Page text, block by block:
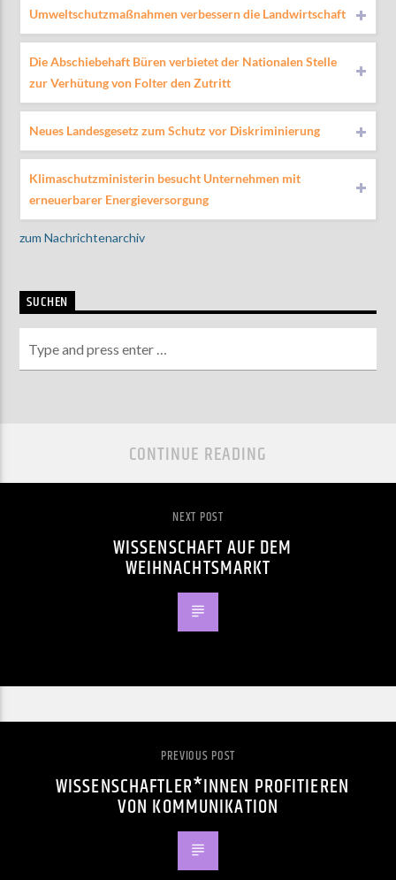
Umweltschutzmaßnahmen verbessern die Landwirtschaft
Die Abschiebehaft Büren verbietet der Nationalen Stelle
zur Verhütung von Folter den Zutritt
Neues Landesgesetz zum Schutz vor Diskriminierung
Klimaschutzministerin besucht Unternehmen mit
erneuerbarer Energieversorgung
zum Nachrichtenarchiv
SUCHEN
CONTINUE READING
NEXT POST
WISSENSCHAFT AUF DEM
WEIHNACHTSMARKT
PREVIOUS POST
WISSENSCHAFTLER*INNEN PROFITIEREN
VON KOMMUNIKATION